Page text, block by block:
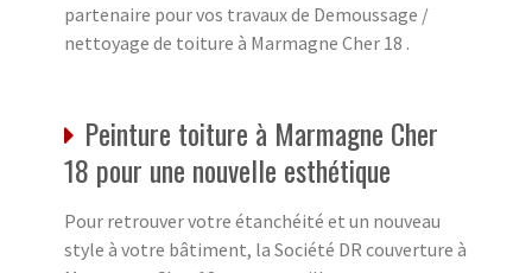
partenaire pour vos travaux de Demoussage /
nettoyage de toiture à Marmagne Cher 18 .
Peinture toiture à Marmagne Cher
18 pour une nouvelle esthétique
Pour retrouver votre étanchéité et un nouveau
style à votre bâtiment, la Société DR couverture à